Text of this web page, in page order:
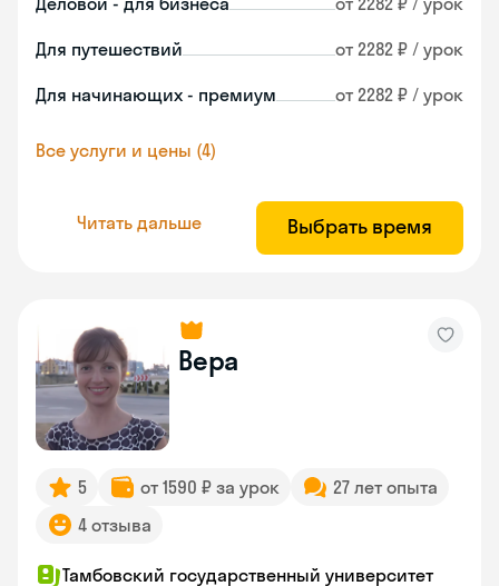
Для путешествий от 2282 ₽ / урок
Для начинающих - премиум от 2282 ₽ / урок
Все услуги и цены (4)
Читать дальше Выбрать время
Вера
5 от 1590 ₽ за урок
27 лет опыта
4 отзыва
Тамбовский государственный университет